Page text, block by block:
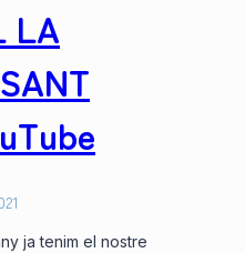
LA
ja tenim el nostre